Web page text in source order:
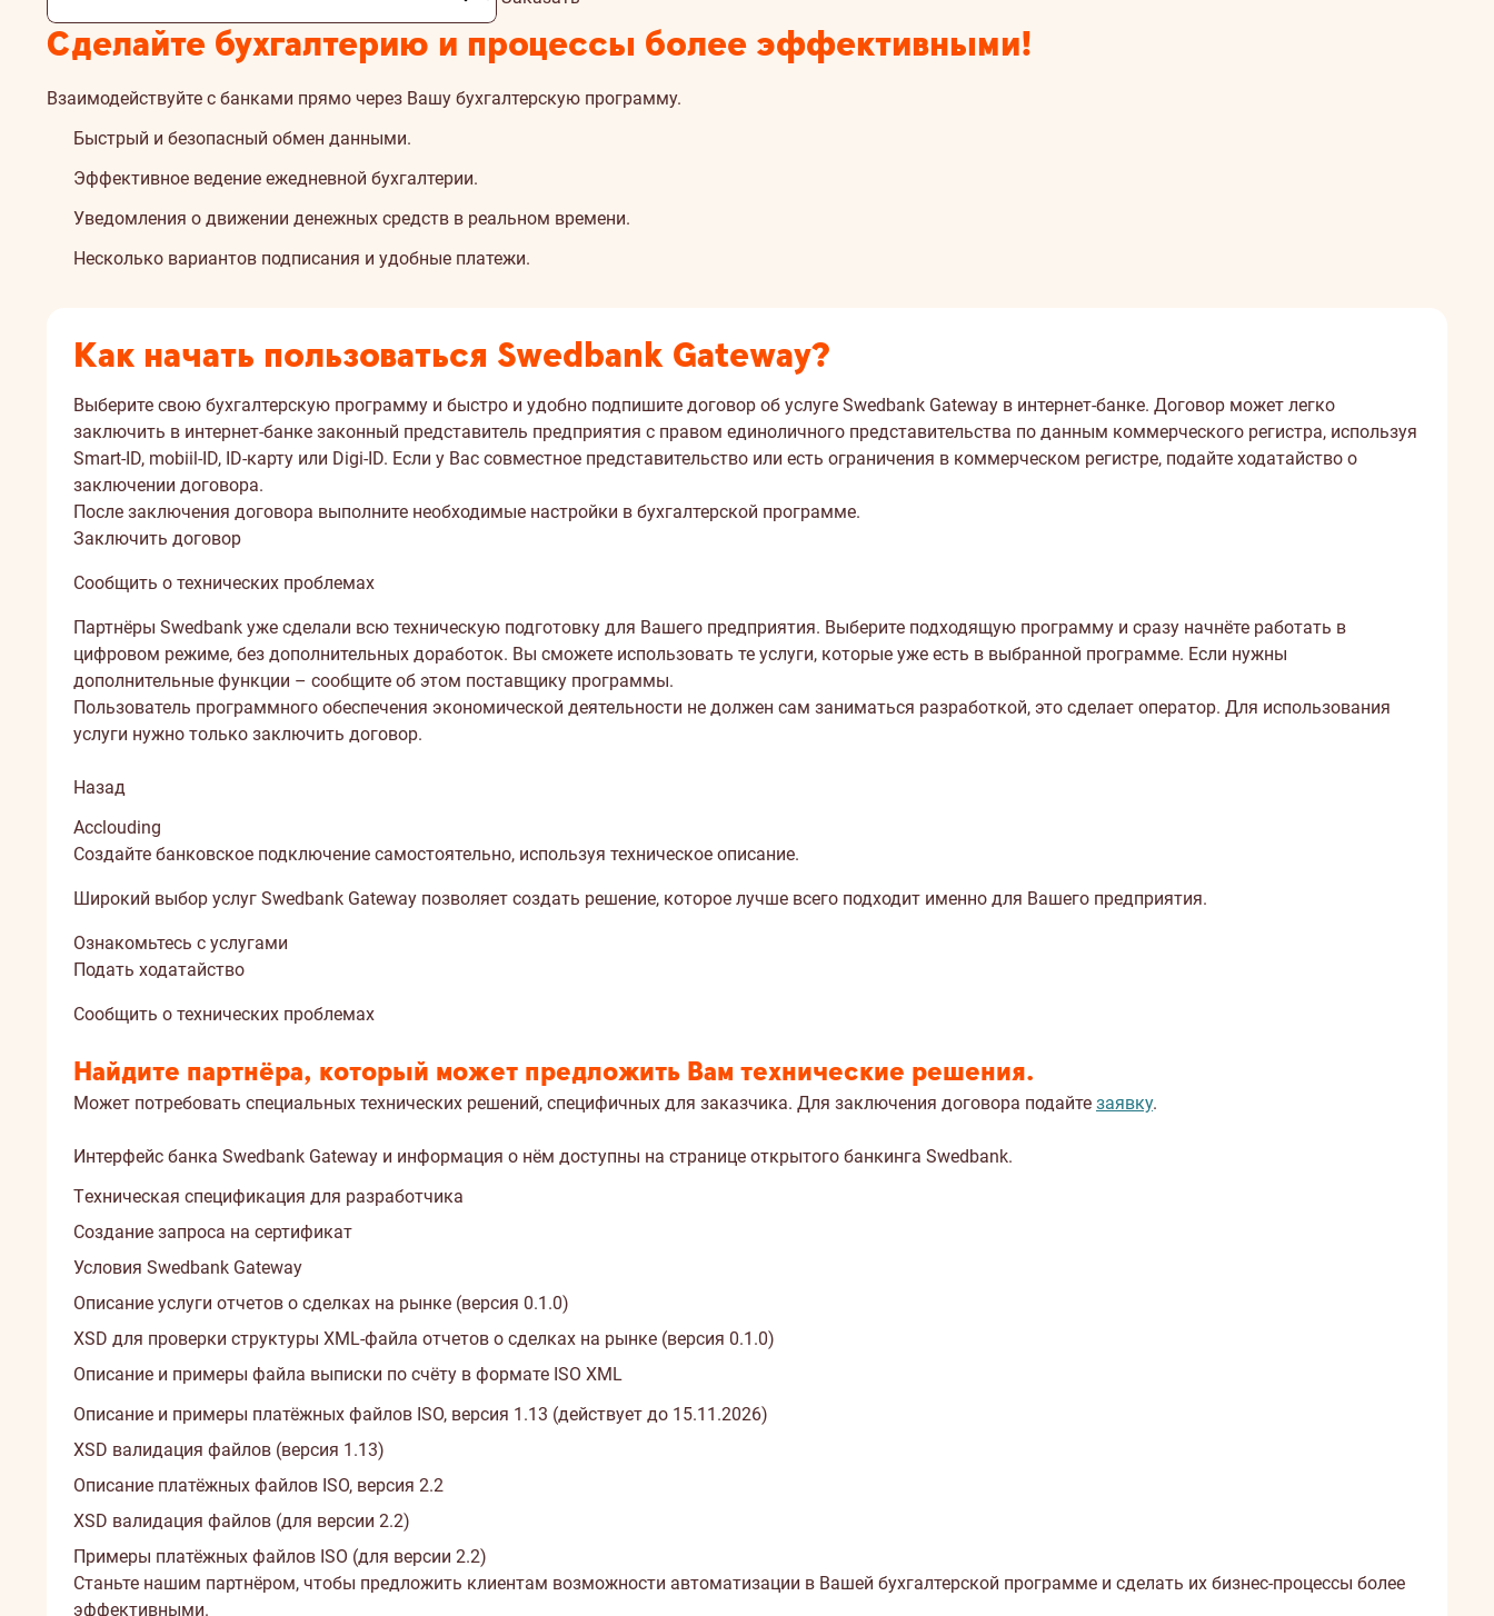
Сделайте бухгалтерию и процессы более эффективными!
Взаимодействуйте с банками прямо через Вашу бухгалтерскую программу.
Быстрый и безопасный обмен данными.
Эффективное ведение ежедневной бухгалтерии.
Уведомления о движении денежных средств в реальном времени.
Несколько вариантов подписания и удобные платежи.
Как начать пользоваться Swedbank Gateway?
Выберите свою бухгалтерскую программу и быстро и удобно подпишите договор об услуге Swedbank Gateway в интернет-банке. Договор может легко
заключить в интернет-банке законный представитель предприятия с правом единоличного представительства по данным коммерческого регистра, используя
Smart-ID, mobiil-ID, ID-карту или Digi-ID. Если у Вас совместное представительство или есть ограничения в коммерческом регистре, подайте ходатайство о
заключении договора.
После заключения договора выполните необходимые настройки в бухгалтерской программе.
Заключить договор
Сообщить о технических проблемах
Партнёры Swedbank уже сделали всю техническую подготовку для Вашего предприятия. Выберите подходящую программу и сразу начнёте работать в
цифровом режиме, без дополнительных доработок. Вы сможете использовать те услуги, которые уже есть в выбранной программе. Если нужны
дополнительные функции – сообщите об этом поставщику программы.
Пользователь программного обеспечения экономической деятельности не должен сам заниматься разработкой, это сделает оператор. Для использования
услуги нужно только заключить договор.
Назад
Acclouding
Создайте банковское подключение самостоятельно, используя техническое описание.
Широкий выбор услуг Swedbank Gateway позволяет создать решение, которое лучше всего подходит именно для Вашего предприятия.
Ознакомьтесь с услугами
Подать ходатайство
Сообщить о технических проблемах
Найдите партнёра, который может предложить Вам технические решения.
Может потребовать специальных технических решений, специфичных для заказчика. Для заключения договора подайте заявку.
Интерфейс банка Swedbank Gateway и информация о нём доступны на странице открытого банкинга Swedbank.
Tехническая спецификация для разработчика
Создание запроса на сертификат
Условия Swedbank Gateway
Описание услуги отчетов о сделках на рынке (версия 0.1.0)
XSD для проверки структуры XML-файла отчетов о сделках на рынке (версия 0.1.0)
Описание и примеры файла выписки по счёту в формате ISO XML
Описание и примеры платёжных файлов ISO, версия 1.13 (действует до 15.11.2026)
XSD валидация файлов (версия 1.13)
Описание платёжных файлов ISO, версия 2.2
XSD валидация файлов (для версии 2.2)
Примеры платёжных файлов ISO (для версии 2.2)
Станьте нашим партнёром, чтобы предложить клиентам возможности автоматизации в Вашей бухгалтерской программе и сделать их бизнес-процессы более
эффективными.